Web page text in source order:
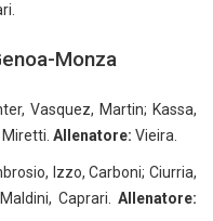
Monza
Vasquez, Martin; Kassa,
Miretti. Allenatore: Vieira.
Izzo, Carboni; Ciurria,
Caprari. Allenatore: